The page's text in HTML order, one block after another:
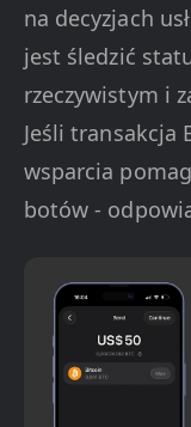
na decyzjach
jest śledzić
rzeczywistym i
Jeśli transakcja
wsparcia
botów -